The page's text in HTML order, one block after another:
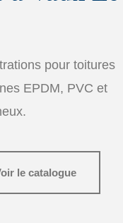
pour toitures
EPDM, PVC et
le catalogue